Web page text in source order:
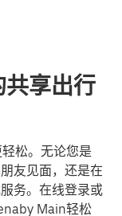
享出行
松。无论您是
友见面，还是在
务。在线登录或
Main轻松